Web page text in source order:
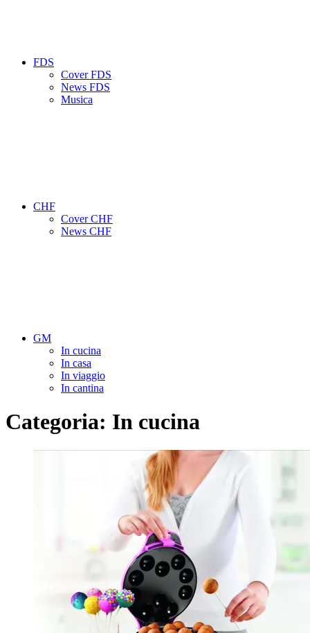
FDS
Cover FDS
News FDS
Musica
CHF
Cover CHF
News CHF
GM
In cucina
In casa
In viaggio
In cantina
Categoria: In cucina